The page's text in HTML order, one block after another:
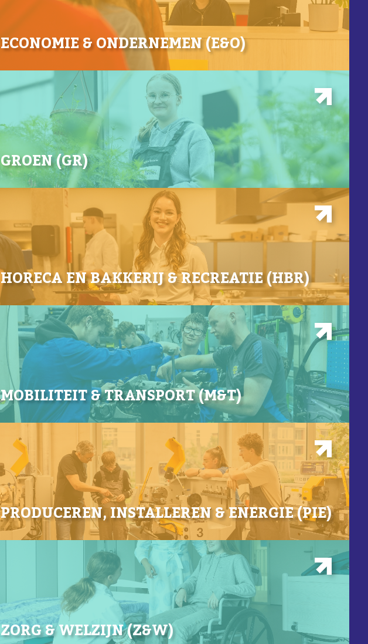
ECONOMIE & ONDERNEMEN (E&O)
GROEN (GR)
HORECA EN BAKKERIJ & RECREATIE (HBR)
MOBILITEIT & TRANSPORT (M&T)
PRODUCEREN, INSTALLEREN & ENERGIE (PIE)
ZORG & WELZIJN (Z&W)